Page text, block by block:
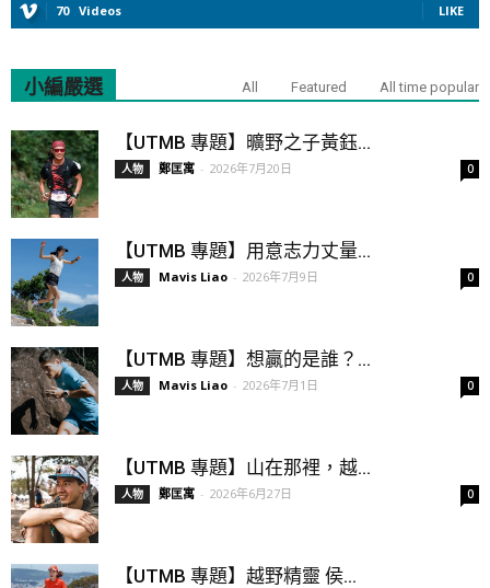
70 Videos LIKE
小編嚴選 All Featured All time popular
【UTMB 專題】曠野之子黃鈺...
人物 鄭匡寓 - 2026年7月20日 0
【UTMB 專題】用意志力丈量...
人物 Mavis Liao - 2026年7月9日 0
【UTMB 專題】想贏的是誰？...
人物 Mavis Liao - 2026年7月1日 0
【UTMB 專題】山在那裡，越...
人物 鄭匡寓 - 2026年6月27日 0
【UTMB 專題】越野精靈 侯...